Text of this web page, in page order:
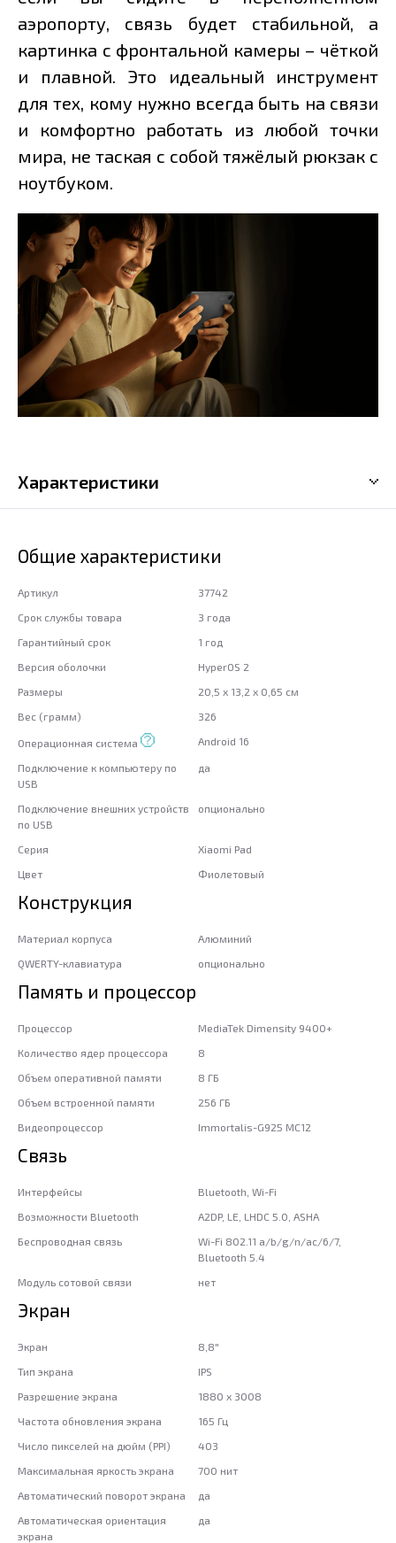
аэропорту, связь будет стабильной, а
картинка с фронтальной камеры – чёткой
и плавной. Это идеальный инструмент
для тех, кому нужно всегда быть на связи
и комфортно работать из любой точки
мира, не таская с собой тяжёлый рюкзак с
ноутбуком.
Характеристики
Общие характеристики
Артикул
37742
Срок службы товара
3 года
Гарантийный срок
1 год
Версия оболочки
HyperOS 2
Размеры
20,5 x 13,2 x 0,65 см
Вес (грамм)
326
Операционная система Android 16
Подключение к компьютеру по
USB
да
Подключение внешних устройств
по USB
опционально
Серия
Xiaomi Pad
Цвет
Фиолетовый
Конструкция
Материал корпуса
Алюминий
QWERTY-клавиатура
опционально
Память и процессор
Процессор
MediaTek Dimensity 9400+
Количество ядер процессора
8
Объем оперативной памяти
8 ГБ
Объем встроенной памяти
256 ГБ
Видеопроцессор
Immortalis-G925 MC12
Связь
Интерфейсы
Bluetooth, Wi-Fi
Возможности Bluetooth
A2DP, LE, LHDC 5.0, ASHA
Беспроводная связь
Wi-Fi 802.11 a/b/g/n/ac/6/7,
Bluetooth 5.4
Модуль сотовой связи
нет
Экран
Экран
8,8"
Тип экрана
IPS
Разрешение экрана
1880 x 3008
Частота обновления экрана
165 Гц
Число пикселей на дюйм (PPI)
403
Максимальная яркость экрана
700 нит
Автоматический поворот экрана
да
Автоматическая ориентация
экрана
да